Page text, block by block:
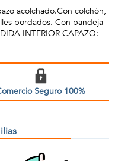
acolchado.Con colchón,
bordados. Con bandeja
INTERIOR CAPAZO:
Seguro 100%